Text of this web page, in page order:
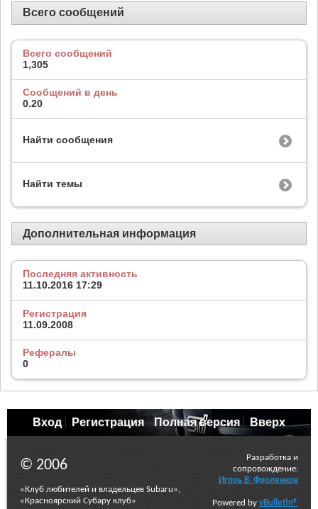
Всего сообщений
Всего сообщений
1,305
Сообщений в день
0.20
Найти сообщения
Найти темы
Дополнительная информация
Последняя активность
11.10.2016 17:29
Регистрация
11.09.2008
Рефералы
0
Вход Регистрация Полная версия Вверх
© 2006
«Клуб любителей и владельцев Subaru»,
«Красноярский Субару клуб»
Разработка и
сопровождение:
Игорь В. Фроленков
Powered by vBulletin®